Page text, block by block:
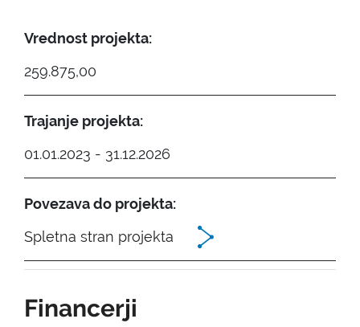
Vrednost projekta:
259.875,00
Trajanje projekta:
01.01.2023 - 31.12.2026
Povezava do projekta:
Spletna stran projekta
Financerji